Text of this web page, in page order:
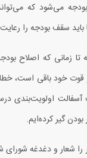
می‌شود که
باید سقف بودجه را
تا زمانی که اصلاح
قوت خود باقی است،
اولویت‌بندی
گیر کرده‌ایم.
را شعار و دغدغه